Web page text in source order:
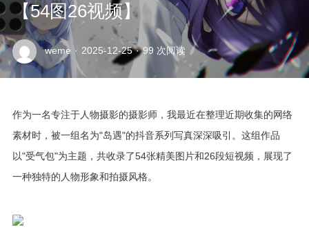
【54图26视频】
weme · 2025-12-25 · 99 次阅读
作为一名专注于人物摄影的摄影师，我最近在整理近期收集的网络
素材时，被一组名为"岛遇"的抖音系列写真深深吸引。这组作品
以"受气包"为主题，共收录了54张精美图片和26段短视频，展现了
一种独特的人物形象和拍摄风格。
示
例
面